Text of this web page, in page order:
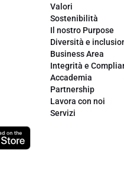
Valori
Sostenibilità
Il nostro Purpose
Diversità e
Business Area
Integrità e
Accademia
Partnership
Lavora con noi
Servizi